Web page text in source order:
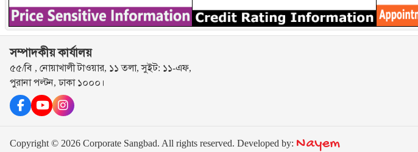
সম্পাদকীয় কার্যালয়
৫৫/বি , নোয়াখালী টাওয়ার, ১১ তলা, সুইট: ১১-এফ,
পুরানা পল্টন, ঢাকা ১০০০।
Copyright © 2026 Corporate Sangbad. All rights reserved. Developed by: Nayem